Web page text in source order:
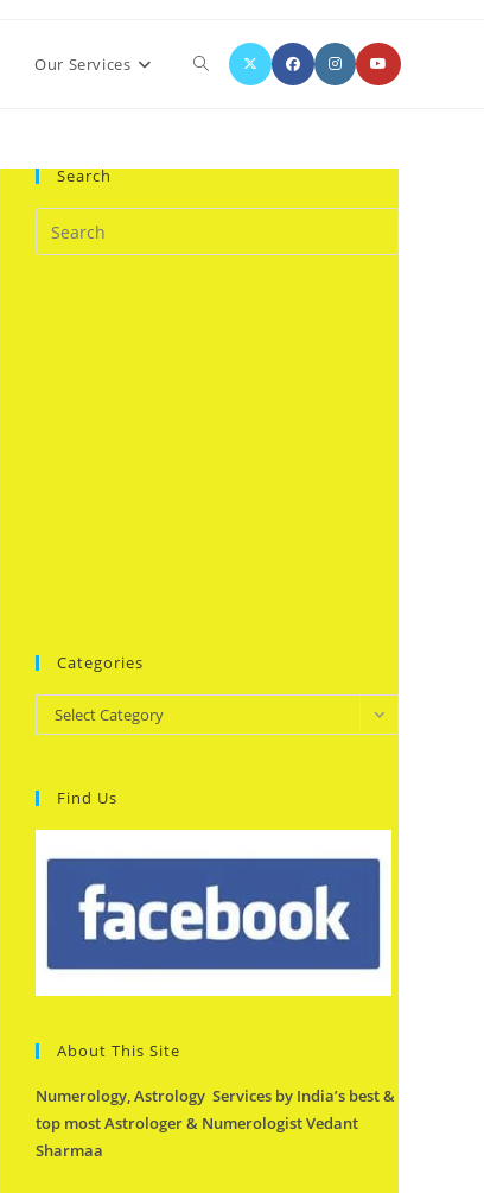
Our Services Toggle
Search
Categories
Categories
Select Category
Find Us
About This Site
Numerology, Astrology Services by India’s best &
top most Astrologer & Numerologist Vedant
Sharmaa